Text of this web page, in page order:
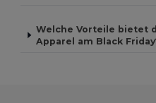
Welche Vorteile bietet
Apparel am Black